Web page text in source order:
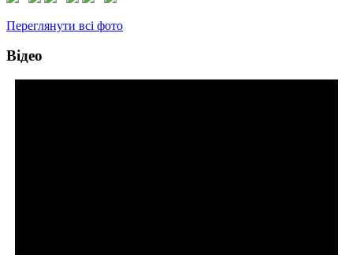
Переглянути всі фото
Відео